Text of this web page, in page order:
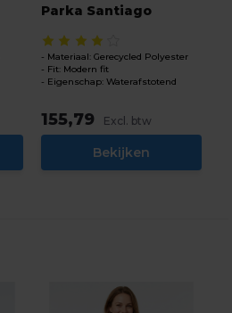
Parka Santiago
Materiaal: Gerecycled Polyester
Fit: Modern fit
Eigenschap: Waterafstotend
155,79 Excl. btw
Bekijken